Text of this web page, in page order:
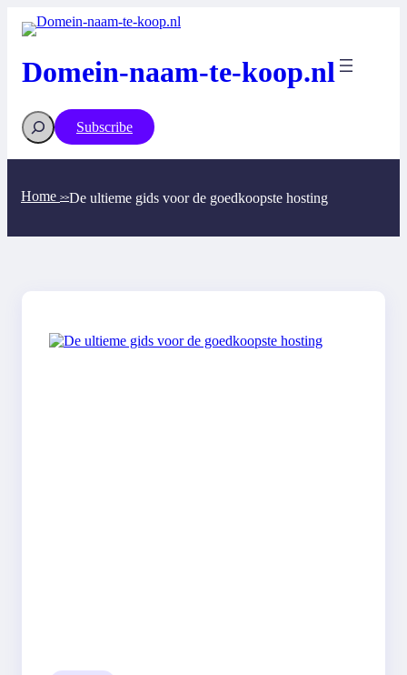
naar
inhoud
Domein-naam-te-koop.nl
Search
Subscribe
Home >>De ultieme gids voor de goedkoopste hosting